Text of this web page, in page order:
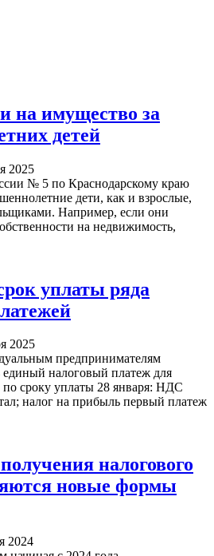
на имущество за
детей
2025
№ 5 по Краснодарскому краю
дети, как и взрослые,
Например, если они
на недвижимость,
уплаты ряда
2025
предпринимателям
единый налоговый платеж для
по сроку уплаты 28 января: НДС
налог на прибыль первый платеж
налогового
новые формы
2024